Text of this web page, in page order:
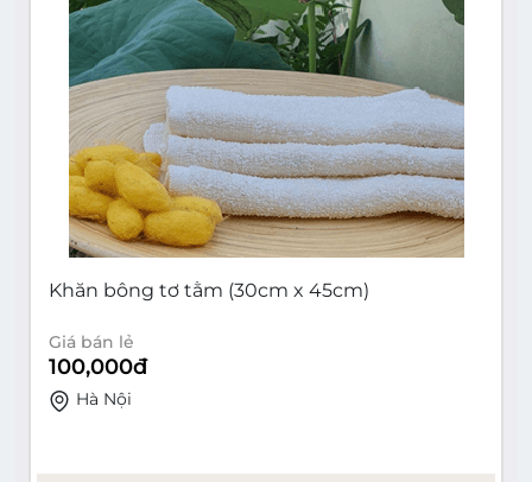
Khăn bông tơ tằm (30cm x 45cm)
Giá bán lẻ
100,000đ
Hà Nội